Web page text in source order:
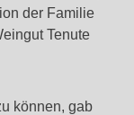
der Familie
Tenute
können, gab